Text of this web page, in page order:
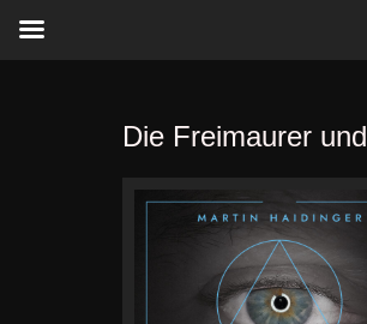
Die Freimaurer